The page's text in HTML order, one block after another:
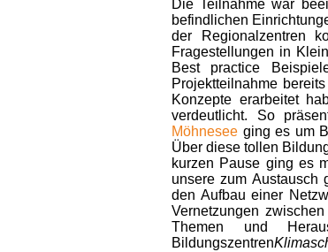
Die Teilnahme war
befindlichen
der Regionalzentren
Fragestellungen in
Best practice
Projektteilnahme
Konzepte erarbeitet
verdeutlicht. So
Möhnesee ging es um
Über diese tollen
kurzen Pause ging es
unsere zum Austausch
den Aufbau einer
Vernetzungen
Themen und
Bildungszentren